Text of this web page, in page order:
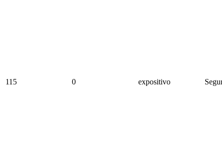
115 0 expositivo